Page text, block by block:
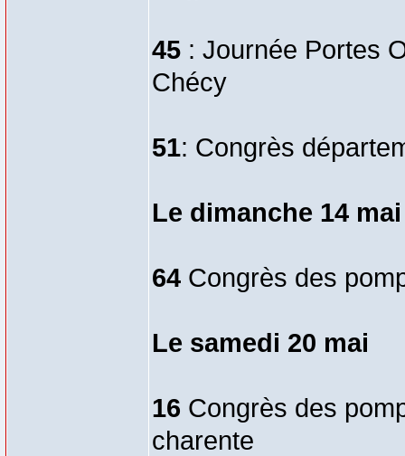
45 : Journée Portes
Chécy
51: Congrès
Le dimanche 14 mai
64 Congrès des
Le samedi 20 mai
16 Congrès des
charente